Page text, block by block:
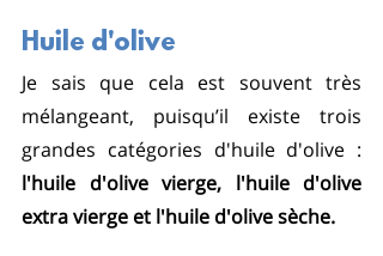
Huile d'olive
Je sais que cela est souvent très
mélangeant, puisqu’il existe trois
l'huile d'olive vierge, l'huile d'olive
extra vierge et l'huile d'olive sèche.